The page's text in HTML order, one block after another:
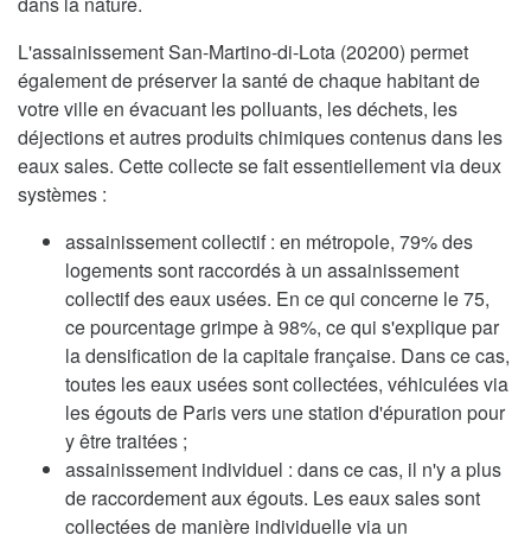
L'assainissement San-Martino-di-Lota (20200) permet
également de préserver la santé de chaque habitant de
votre ville en évacuant les polluants, les déchets, les
déjections et autres produits chimiques contenus dans les
eaux sales. Cette collecte se fait essentiellement via deux
systèmes :
assainissement collectif : en métropole, 79% des
logements sont raccordés à un assainissement
collectif des eaux usées. En ce qui concerne le 75,
ce pourcentage grimpe à 98%, ce qui s'explique par
la densification de la capitale française. Dans ce cas,
toutes les eaux usées sont collectées, véhiculées via
les égouts de Paris vers une station d'épuration pour
y être traitées ;
assainissement individuel : dans ce cas, il n'y a plus
de raccordement aux égouts. Les eaux sales sont
collectées de manière individuelle via un